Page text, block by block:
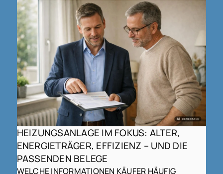
HEIZUNGSANLAGE IM FOKUS: ALTER,
ENERGIETRÄGER, EFFIZIENZ – UND DIE
PASSENDEN BELEGE
WELCHE INFORMATIONEN KÄUFER HÄUFIG